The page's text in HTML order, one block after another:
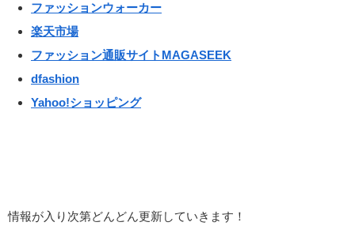
ファッションウォーカー
楽天市場
ファッション通販サイトMAGASEEK
dfashion
Yahoo!ショッピング
情報が入り次第どんどん更新していきます！